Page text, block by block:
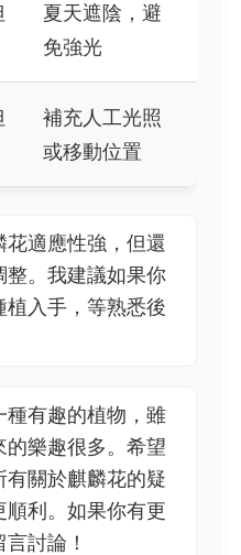
夏天遮陰，避
免強光
補充人工光照
或移動位置
適應性強，但還
整。我建議如果你
植入手，等熟悉後
種有趣的植物，雖
樂趣很多。希望
關於麒麟花的疑
順利。如果你有更
討論！